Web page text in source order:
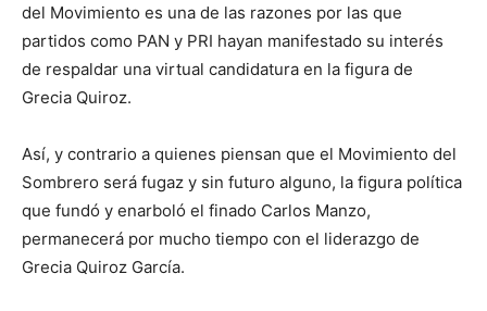
del Movimiento es una de las razones por las que
partidos como PAN y PRI hayan manifestado su interés
de respaldar una virtual candidatura en la figura de
Grecia Quiroz.
Así, y contrario a quienes piensan que el Movimiento del
Sombrero será fugaz y sin futuro alguno, la figura política
que fundó y enarboló el finado Carlos Manzo,
permanecerá por mucho tiempo con el liderazgo de
Grecia Quiroz García.